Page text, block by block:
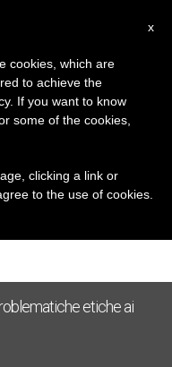
‘air
etiche ai
x
cookies, which are
to achieve the
If you want to know
some of the cookies,
clicking a link or
to the use of cookies.